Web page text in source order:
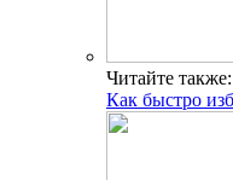
Читайте также:
Как быстро